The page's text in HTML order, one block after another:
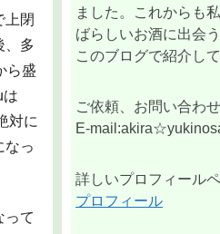
上閉
、多
ら盛
は
対に
なっ
って
ました。これからも
ばらしいお酒に出会
このブログで紹介し
ご依頼、お問い合わ
E-
詳しいプロフィール
プロフィール